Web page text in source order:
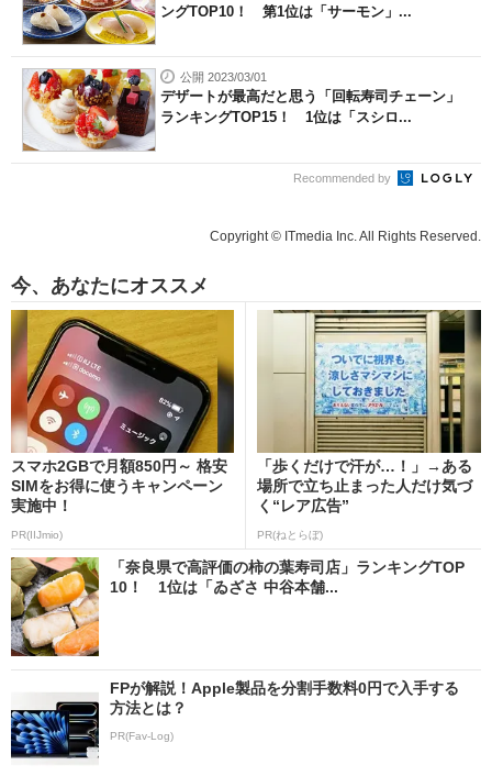
ングTOP10！ 第1位は「サーモン」...
公開 2023/03/01
デザートが最高だと思う「回転寿司チェーン」
ランキングTOP15！ 1位は「スシロ...
Recommended by
Copyright © ITmedia Inc. All Rights Reserved.
今、あなたにオススメ
スマホ2GBで月額850円～ 格安
SIMをお得に使うキャンペーン
実施中！
PR(IIJmio)
「歩くだけで汗が…！」→ある
場所で立ち止まった人だけ気づ
く“レア広告”
PR(ねとらぼ)
「奈良県で高評価の柿の葉寿司店」ランキングTOP
10！ 1位は「ゐざさ 中谷本舗...
FPが解説！Apple製品を分割手数料0円で入手する
方法とは？
PR(Fav-Log)